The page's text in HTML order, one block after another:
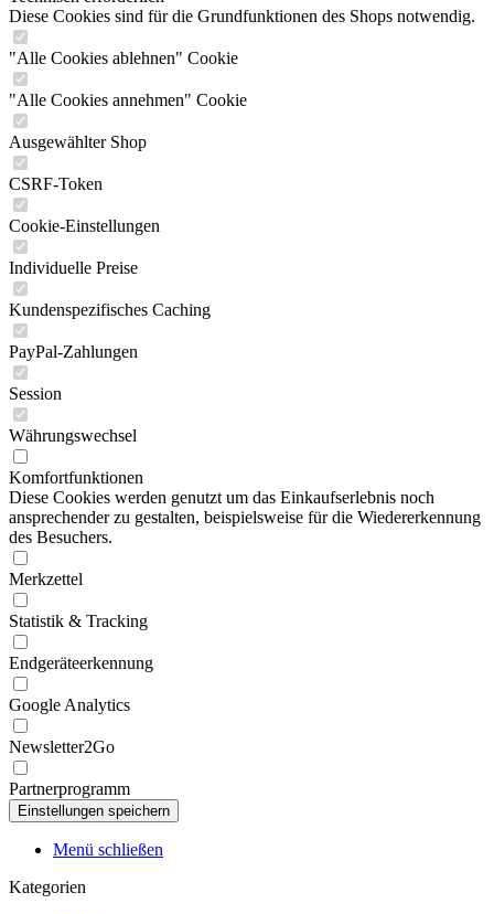
Diese Cookies sind für die Grundfunktionen des Shops notwendig.
"Alle Cookies ablehnen" Cookie
"Alle Cookies annehmen" Cookie
Ausgewählter Shop
CSRF-Token
Cookie-Einstellungen
Individuelle Preise
Kundenspezifisches Caching
PayPal-Zahlungen
Session
Währungswechsel
Komfortfunktionen
Diese Cookies werden genutzt um das Einkaufserlebnis noch
ansprechender zu gestalten, beispielsweise für die Wiedererkennung
des Besuchers.
Merkzettel
Statistik & Tracking
Endgeräteerkennung
Google Analytics
Newsletter2Go
Partnerprogramm
Menü schließen
Kategorien